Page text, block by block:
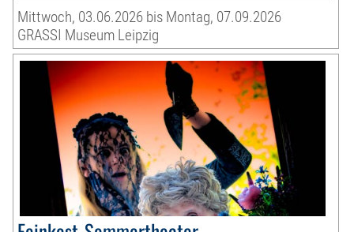
Mittwoch, 03.06.2026 bis Montag, 07.09.2026
GRASSI Museum Leipzig